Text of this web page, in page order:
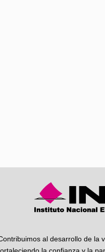
al desarrollo de la
la confianza y la